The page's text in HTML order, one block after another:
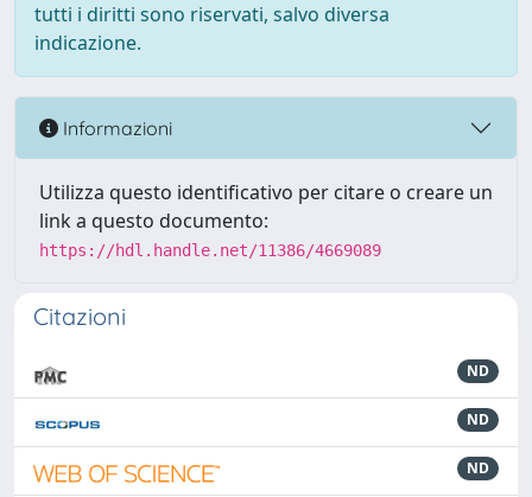
tutti i diritti sono riservati, salvo diversa
indicazione.
Informazioni
Utilizza questo identificativo per citare o creare un
link a questo documento:
https://hdl.handle.net/11386/4669089
Citazioni
ND
ND
ND